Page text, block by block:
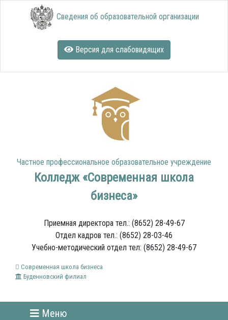
Сведения об образовательной организации
Версия для слабовидящих
Частное профессиональное образовательное учреждение
Колледж «Современная школа
бизнеса»
Приемная директора тел.: (8652) 28-49-67
Отдел кадров тел.: (8652) 28-03-46
Учебно-методический отдел тел: (8652) 28-49-67
Современная школа бизнеса
Буденновский филиал
Меню